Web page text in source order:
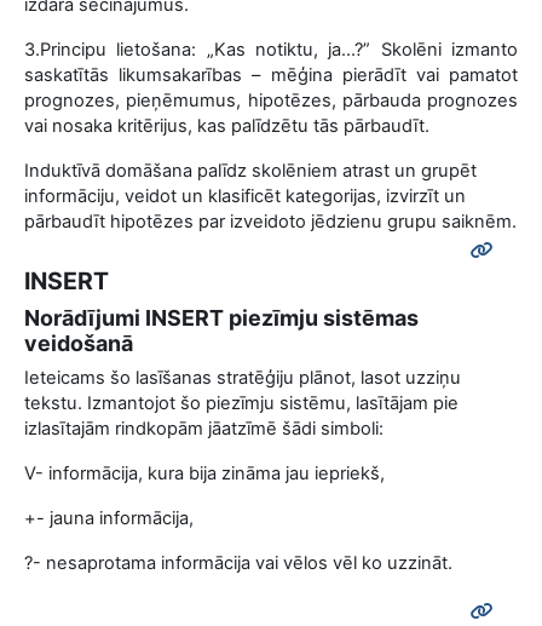
izdara secinājumus.
3.Principu lietošana: „Kas notiktu, ja...?” Skolēni izmanto
saskatītās likumsakarības – mēģina pierādīt vai pamatot
prognozes, pieņēmumus, hipotēzes, pārbauda prognozes
vai nosaka kritērijus, kas palīdzētu tās pārbaudīt.
Induktīvā domāšana palīdz skolēniem atrast un grupēt
informāciju, veidot un klasificēt kategorijas, izvirzīt un
pārbaudīt hipotēzes par izveidoto jēdzienu grupu saiknēm.
INSERT
Norādījumi INSERT piezīmju sistēmas
veidošanā
Ieteicams šo lasīšanas stratēģiju plānot, lasot uzziņu
tekstu. Izmantojot šo piezīmju sistēmu, lasītājam pie
izlasītajām rindkopām jāatzīmē šādi simboli:
V- informācija, kura bija zināma jau iepriekš,
+- jauna informācija,
?- nesaprotama informācija vai vēlos vēl ko uzzināt.